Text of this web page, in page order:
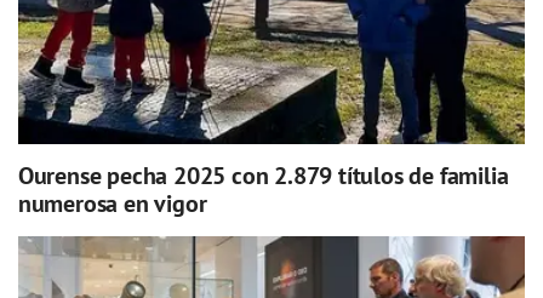
Ourense pecha 2025 con 2.879 títulos de familia
numerosa en vigor